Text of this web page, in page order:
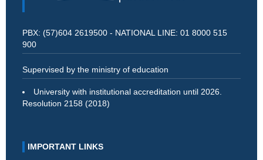
PBX: (57)604 2619500 - NATIONAL LINE: 01 8000 515
900
Supervised by the ministry of education
University with institutional accreditation until 2026.
Resolution 2158 (2018)
IMPORTANT LINKS